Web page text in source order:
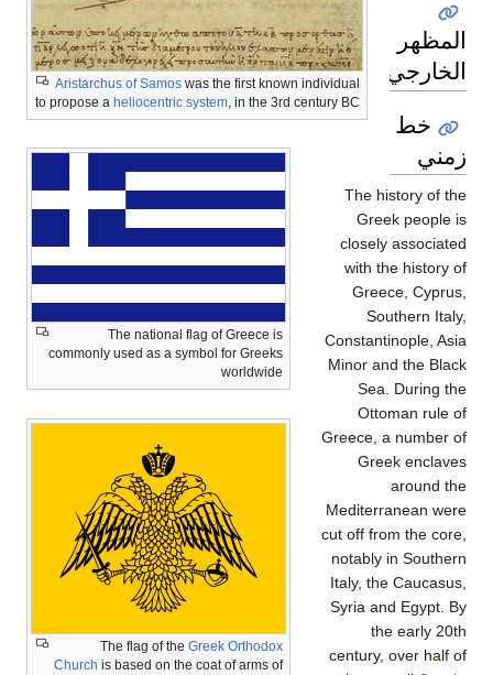
Aristarchus of Samos was the first known individual
to propose a heliocentric system, in the 3rd century BC
The national flag of Greece is
commonly used as a symbol for Greeks
worldwide
The flag of the Greek Orthodox
Church is based on the coat of arms of
المظهر
الخارجي
خط
زمني
The history of the
Greek people is
closely associated
with the history of
Greece, Cyprus,
Southern Italy,
Constantinople, Asia
Minor and the Black
Sea. During the
Ottoman rule of
Greece, a number of
Greek enclaves
around the
Mediterranean were
cut off from the core,
notably in Southern
Italy, the Caucasus,
Syria and Egypt. By
the early 20th
century, over half of